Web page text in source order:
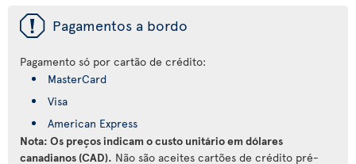
ü Pagamentos a bordo
Pagamento só por cartão de crédito:
MasterCard
Visa
American Express
Nota: Os preços indicam o custo unitário em dólares
canadianos (CAD). Não são aceites cartões de crédito pré-